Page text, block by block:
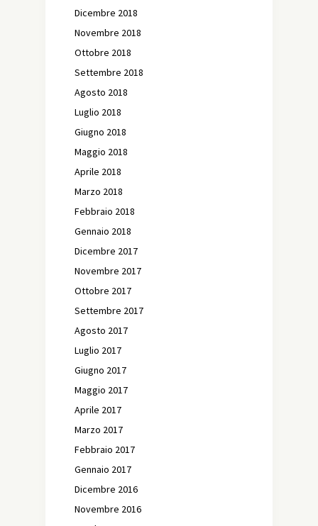
Dicembre 2018
Novembre 2018
Ottobre 2018
Settembre 2018
Agosto 2018
Luglio 2018
Giugno 2018
Maggio 2018
Aprile 2018
Marzo 2018
Febbraio 2018
Gennaio 2018
Dicembre 2017
Novembre 2017
Ottobre 2017
Settembre 2017
Agosto 2017
Luglio 2017
Giugno 2017
Maggio 2017
Aprile 2017
Marzo 2017
Febbraio 2017
Gennaio 2017
Dicembre 2016
Novembre 2016